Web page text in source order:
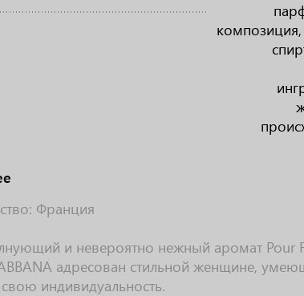
Франция
и невероятно нежный аромат Pour
адресован стильной женщине,
индивидуальность.